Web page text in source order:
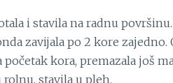
i stavila na radnu
zavijala po 2 kore zajedno.
kora, premazala još
stavila u pleh.